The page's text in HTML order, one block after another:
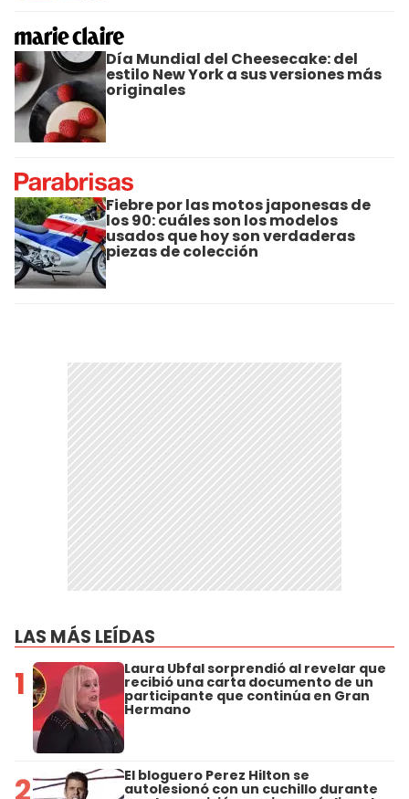
Día Mundial del Cheesecake: del
estilo New York a sus versiones más
originales
Fiebre por las motos japonesas de
los 90: cuáles son los modelos
usados que hoy son verdaderas
piezas de colección
LAS MÁS LEÍDAS
1 Laura Ubfal sorprendió al revelar que
recibió una carta documento de un
participante que continúa en Gran
Hermano
2 El bloguero Perez Hilton se
autolesionó con un cuchillo durante